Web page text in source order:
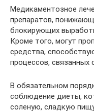
Медикаментозное
препаратов,
блокирующих
Кроме того, могут
средства,
процессов, связанных
В обязательном
соблюдение диеты,
соленую, сладкую